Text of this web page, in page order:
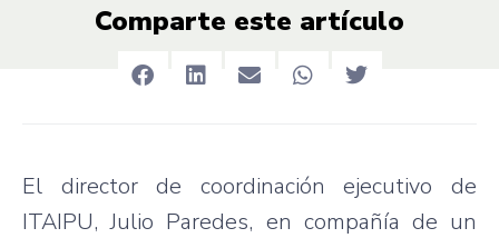
Comparte este artículo
El director de coordinación ejecutivo de
ITAIPU, Julio Paredes, en compañía de un